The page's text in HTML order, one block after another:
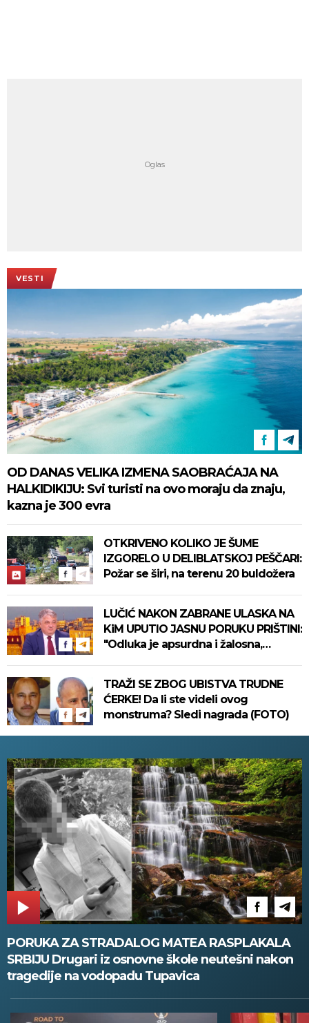
VESTI
OD DANAS VELIKA IZMENA SAOBRAĆAJA NA
HALKIDIKIJU: Svi turisti na ovo moraju da znaju,
kazna je 300 evra
OTKRIVENO KOLIKO JE ŠUME
IZGORELO U DELIBLATSKOJ PEŠČARI:
Požar se širi, na terenu 20 buldožera
LUČIĆ NAKON ZABRANE ULASKA NA
KiM UPUTIO JASNU PORUKU PRIŠTINI:
"Odluka je apsurdna i žalosna,
TRAŽI SE ZBOG UBISTVA TRUDNE
ĆERKE! Da li ste videli ovog
monstruma? Sledi nagrada (FOTO)
PORUKA ZA STRADALOG MATEA RASPLAKALA
SRBIJU Drugari iz osnovne škole neutešni nakon
tragedije na vodopadu Tupavica